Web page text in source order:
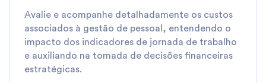
Avalie e acompanhe detalhadamente os custos
associados à gestão de pessoal, entendendo o
impacto dos indicadores de jornada de trabalho
e auxiliando na tomada de decisões financeiras
estratégicas.